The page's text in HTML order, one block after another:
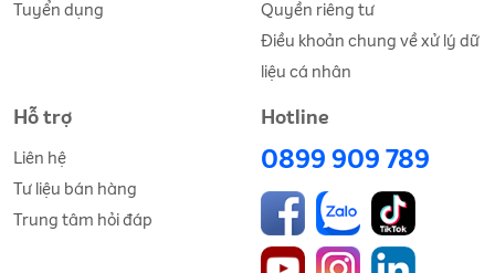
Tuyển dụng
Quyền riêng tư
Điều khoản chung về xử lý dữ
liệu cá nhân
Hỗ trợ
Liên hệ
Tư liệu bán hàng
Trung tâm hỏi đáp
Hotline
0899 909 789